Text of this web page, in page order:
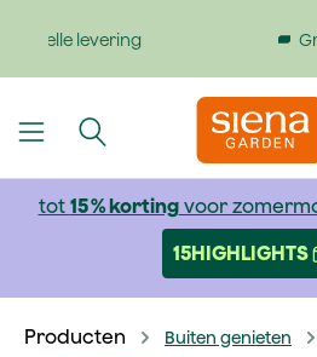
gaan
Gratis verzending bij
tot 15 % kortingvoor
15HIGHLIGHTS
Producten Buiten genieten